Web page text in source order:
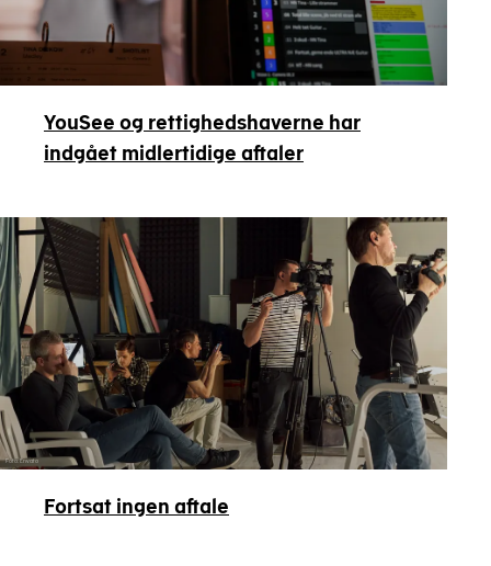
YouSee og rettighedshaverne har
indgået midlertidige aftaler
Foto: Envato
Fortsat ingen aftale